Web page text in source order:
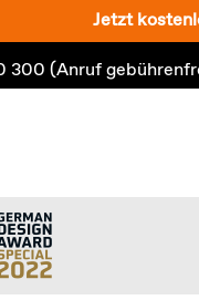
Jetzt
300 (Anruf